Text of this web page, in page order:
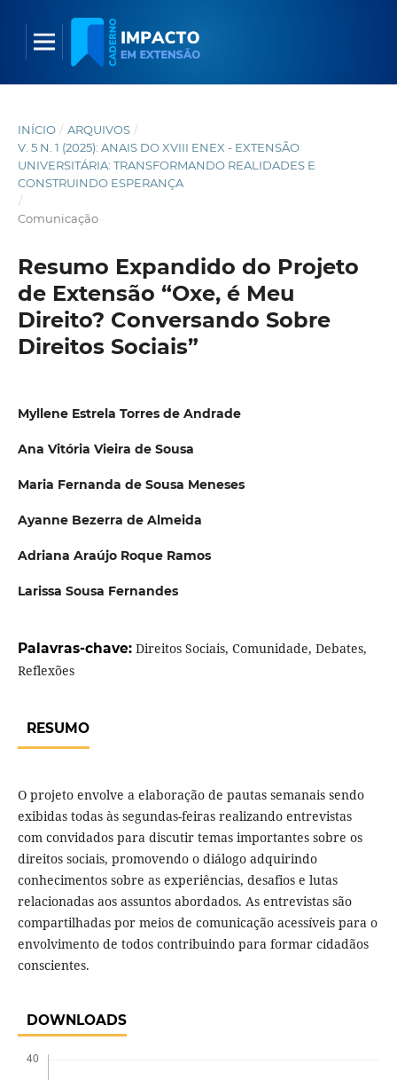
INÍCIO / ARQUIVOS /
V. 5 N. 1 (2025): ANAIS DO XVIII ENEX - EXTENSÃO
UNIVERSITÁRIA: TRANSFORMANDO REALIDADES E
CONSTRUINDO ESPERANÇA
/
Comunicação
Resumo Expandido do Projeto
de Extensão “Oxe, é Meu
Direito? Conversando Sobre
Direitos Sociais”
Myllene Estrela Torres de Andrade
Ana Vitória Vieira de Sousa
Maria Fernanda de Sousa Meneses
Ayanne Bezerra de Almeida
Adriana Araújo Roque Ramos
Larissa Sousa Fernandes
Palavras-chave: Direitos Sociais, Comunidade, Debates,
Reflexões
RESUMO
O projeto envolve a elaboração de pautas semanais sendo
exibidas todas às segundas-feiras realizando entrevistas
com convidados para discutir temas importantes sobre os
direitos sociais, promovendo o diálogo adquirindo
conhecimentos sobre as experiências, desafios e lutas
relacionadas aos assuntos abordados. As entrevistas são
compartilhadas por meios de comunicação acessíveis para o
envolvimento de todos contribuindo para formar cidadãos
conscientes.
DOWNLOADS